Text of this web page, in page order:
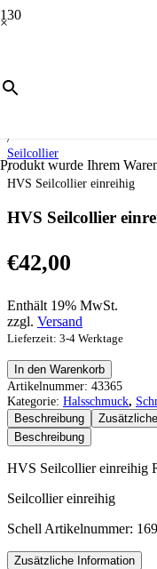
×
Produkt wurde Ihrem
/
Schmuck
/
Seilcollier
/
HVS Seilcollier einreihig
HVS Seilcollier
€42,00
Enthält 19% MwSt.
zzgl. Versand
Lieferzeit: 3-4 Werktage
HVS
Seilcollier
einreihig
Menge
In den Warenkorb
Artikelnummer: 43365
Kategorie: Halsschmuck,
Beschreibung
Beschreibung
HVS Seilcollier einreihig
Seilcollier einreihig
Schell Artikelnummer:
Zusätzliche Information